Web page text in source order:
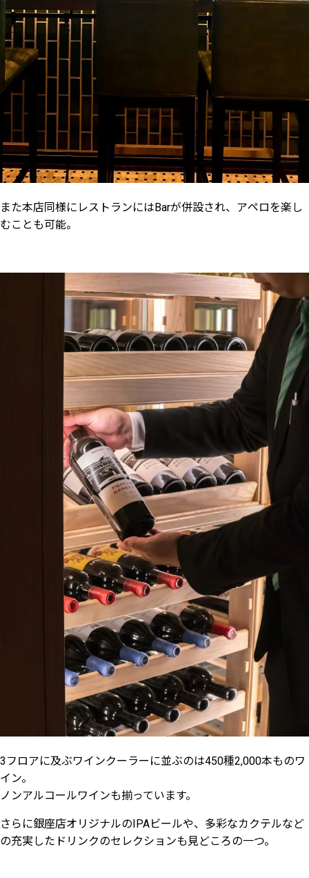
また本店同様にレストランにはBarが併設され、アペロを楽し
むことも可能。
3フロアに及ぶワインクーラーに並ぶのは450種2,000本ものワ
イン。
ノンアルコールワインも揃っています。
さらに銀座店オリジナルのIPAビールや、多彩なカクテルなど
の充実したドリンクのセレクションも見どころの一つ。